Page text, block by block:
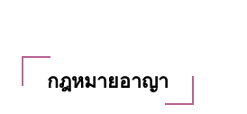
กฎหมายอาญา